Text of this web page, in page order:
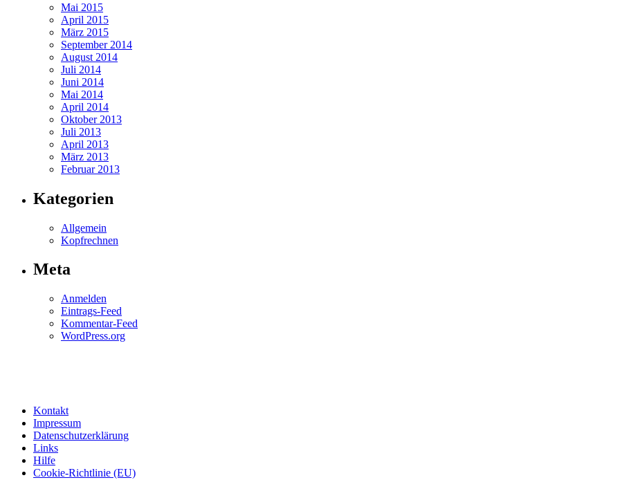
Mai 2015
April 2015
März 2015
September 2014
August 2014
Juli 2014
Juni 2014
Mai 2014
April 2014
Oktober 2013
Juli 2013
April 2013
März 2013
Februar 2013
Kategorien
Allgemein
Kopfrechnen
Meta
Anmelden
Eintrags-Feed
Kommentar-Feed
WordPress.org
Kontakt
Impressum
Datenschutzerklärung
Links
Hilfe
Cookie-Richtlinie (EU)